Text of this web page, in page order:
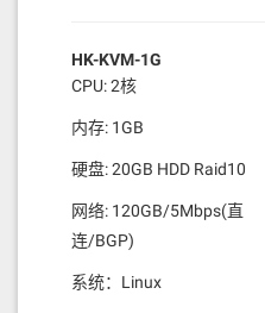
HK-KVM-1G
CPU: 2核
内存: 1GB
硬盘: 20GB HDD Raid10
网络: 120GB/5Mbps(直
连/BGP)
系统：Linux